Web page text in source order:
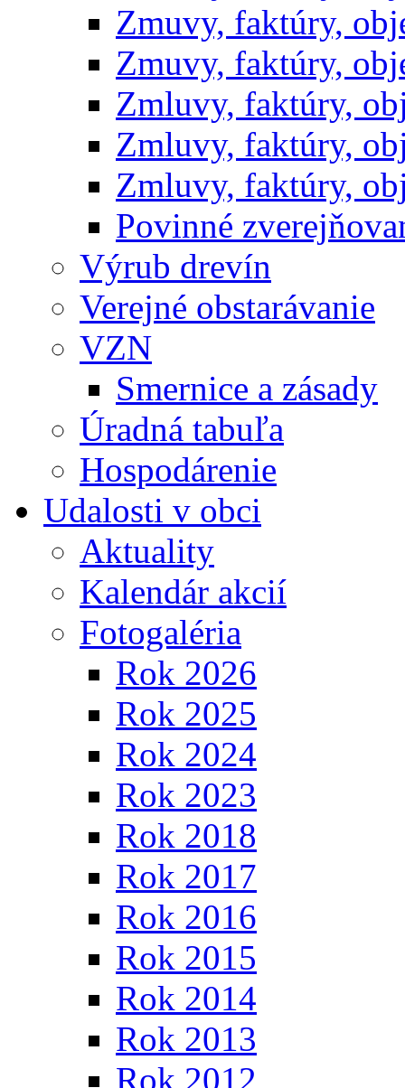
Zmuvy, faktúry,
Zmuvy, faktúry,
Zmluvy, faktúry,
Zmluvy, faktúry,
Zmluvy, faktúry,
Povinné
Výrub drevín
Verejné obstarávanie
VZN
Smernice a zásady
Úradná tabuľa
Hospodárenie
Udalosti v obci
Aktuality
Kalendár akcií
Fotogaléria
Rok 2026
Rok 2025
Rok 2024
Rok 2023
Rok 2018
Rok 2017
Rok 2016
Rok 2015
Rok 2014
Rok 2013
Rok 2012